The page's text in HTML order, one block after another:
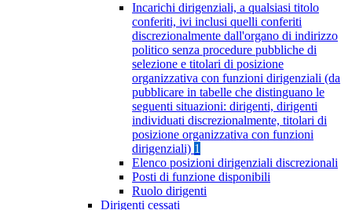
Incarichi dirigenziali, a qualsiasi titolo
conferiti, ivi inclusi quelli conferiti
discrezionalmente dall'organo di indirizzo
politico senza procedure pubbliche di
selezione e titolari di posizione
organizzativa con funzioni dirigenziali (da
pubblicare in tabelle che distinguano le
seguenti situazioni: dirigenti, dirigenti
individuati discrezionalmente, titolari di
posizione organizzativa con funzioni
dirigenziali) 1
Elenco posizioni dirigenziali discrezionali
Posti di funzione disponibili
Ruolo dirigenti
Dirigenti cessati